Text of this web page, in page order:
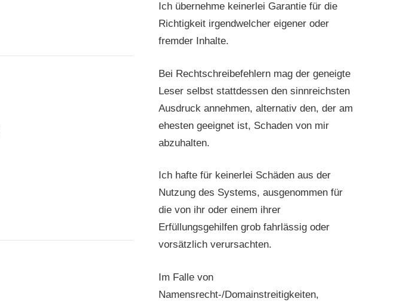
Ich übernehme keinerlei Garantie für die
Richtigkeit irgendwelcher eigener oder
fremder Inhalte.
Bei Rechtschreibefehlern mag der geneigte
Leser selbst stattdessen den sinnreichsten
Ausdruck annehmen, alternativ den, der am
ehesten geeignet ist, Schaden von mir
abzuhalten.
Ich hafte für keinerlei Schäden aus der
Nutzung des Systems, ausgenommen für
die von ihr oder einem ihrer
Erfüllungsgehilfen grob fahrlässig oder
vorsätzlich verursachten.
Im Falle von
Namensrecht-/Domainstreitigkeiten,